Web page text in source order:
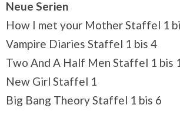
Neue Serien
How I met your Mother Staffel 1
Vampire Diaries Staffel 1 bis 4
Two And A Half Men Staffel 1 bis
New Girl Staffel 1
Big Bang Theory Staffel 1 bis 6